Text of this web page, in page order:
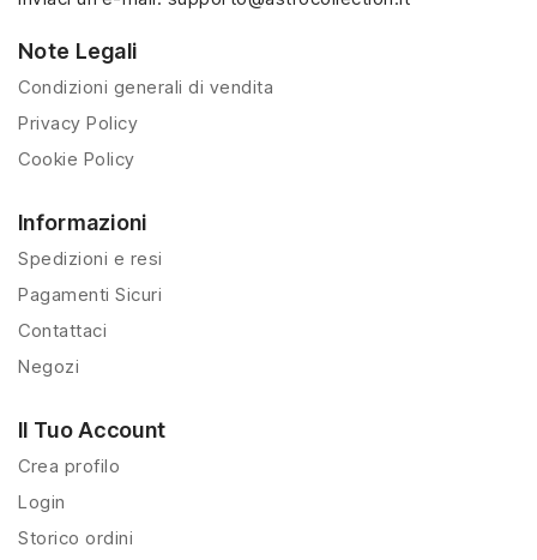
Note Legali
Condizioni generali di vendita
Privacy Policy
Cookie Policy
Informazioni
Spedizioni e resi
Pagamenti Sicuri
Contattaci
Negozi
Il Tuo Account
Crea profilo
Login
Storico ordini